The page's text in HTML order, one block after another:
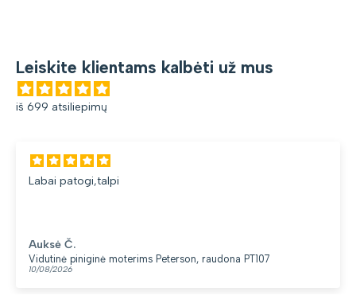
Leiskite klientams kalbėti už mus
iš 699 atsiliepimų
Labai patogi,talpi
Auksė Č.
Vidutinė piniginė moterims Peterson, raudona PT107
10/08/2026